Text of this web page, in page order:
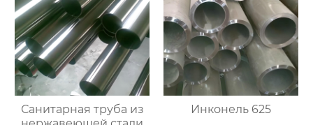
Санитарная труба из
Инконель 625